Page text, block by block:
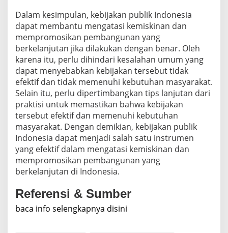
Dalam kesimpulan, kebijakan publik Indonesia
dapat membantu mengatasi kemiskinan dan
mempromosikan pembangunan yang
berkelanjutan jika dilakukan dengan benar. Oleh
karena itu, perlu dihindari kesalahan umum yang
dapat menyebabkan kebijakan tersebut tidak
efektif dan tidak memenuhi kebutuhan masyarakat.
Selain itu, perlu dipertimbangkan tips lanjutan dari
praktisi untuk memastikan bahwa kebijakan
tersebut efektif dan memenuhi kebutuhan
masyarakat. Dengan demikian, kebijakan publik
Indonesia dapat menjadi salah satu instrumen
yang efektif dalam mengatasi kemiskinan dan
mempromosikan pembangunan yang
berkelanjutan di Indonesia.
Referensi & Sumber
baca info selengkapnya disini